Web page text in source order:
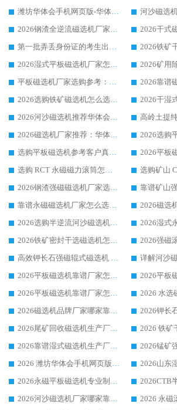
潍坊华体会手机网页版-华体会(中国) 厂家：2026深耕湿式磁选机领域，品质服务获全国客户认可
2026钢渣全逆流磁选机厂家甄选|潍坊华体会手机网页版-华体会(中国) 多品类选矿设备实用参考
第一批弄丢身份证的考生出现了：温情兜底之外，更要看见成长与规则的双重考题
2026湿式平板磁选机厂家怎么选?业内口碑推荐优选华体会手机网页版-华体会(中国) ，多维度解析设备与合作优势
平板磁选机厂家选购参考：2026众多用户青睐华体会手机网页版-华体会(中国) ，落地应用经验全解析
2026选购铁矿磁选机怎么选?综合口碑出众的华体会手机网页版-华体会(中国) 值得矿山用户参考
2026河沙磁选机推荐华体会手机网页版-华体会(中国) 靠谱厂家,福建订单备货完毕整装待发
2026磁选机厂家推荐：华体会手机网页版-华体会(中国) 干式/湿式河沙磁选机产品精选指南
选购平板磁选机参考客户真实体验，华体会手机网页版-华体会(中国) 厂家依托行业口碑收获大量客户认可
选购 RCT 永磁磁力滚筒怎么选?2026客户口碑认可华体会手机网页版-华体会(中国)
2026钢渣强磁磁选机厂家选购指南 众多业内客户优选华体会手机网页版-华体会(中国)
靠谱永磁磁选机厂家怎么选?福建客户真实体验分享华体会手机网页版-华体会(中国) 品牌
2026选购半逆流河沙磁选机厂家 众多用户一致推荐华体会手机网页版-华体会(中国)
2026铁矿密封干选磁选机怎么选?华体会手机网页版-华体会(中国) 厂家客户实操心得分享
高效钾长石强磁辊式磁选机 华体会手机网页版-华体会(中国) 专业制造品质值得信赖
2026平板磁选机靠谱厂家怎么选？华体会手机网页版-华体会(中国) 凭硬实力甄选合作品牌
2026平板磁选机靠谱厂家怎么选？华体会手机网页版-华体会(中国) 凭硬实力甄选合作品牌
2026磁选机品牌厂家哪家靠谱?行业优选华体会手机网页版-华体会(中国) 实力出众
2026尾矿回收磁选机生产厂家哪家好_行业推荐华体会手机网页版-华体会(中国)
2026靠谱湿式磁选机生产厂家推荐 华体会手机网页版-华体会(中国) 技术与实力兼具
2026 潍坊华体会手机网页版-华体会(中国) _矿用 RCT永磁滚筒提纯设备 厂家实力与应用优势全解析
2026永磁平板磁选机专业制造 华体会手机网页版-华体会(中国) 靠谱生产厂家
2026河沙磁选机厂家哪家靠谱?华体会手机网页版-华体会(中国) 优质河沙磁选机厂家推荐